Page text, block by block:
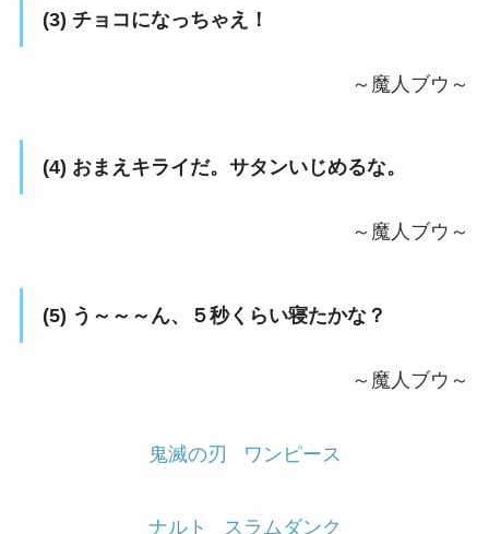
(3) チョコになっちゃえ！
～魔人ブウ～
(4) おまえキライだ。サタンいじめるな。
～魔人ブウ～
(5) う～～～ん、５秒くらい寝たかな？
～魔人ブウ～
鬼滅の刃 ワンピース
ナルト スラムダンク